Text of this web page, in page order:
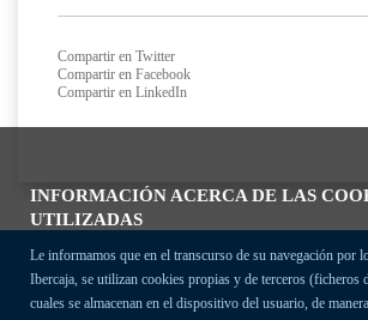
INFORMACIÓN ACERCA DE LAS
UTILIZADAS
Le informamos que en el transcurso de su navegación por
Ibercaja, se utilizan cookies propias y de terceros (ficheros
cuales se almacenan en el dispositivo del usuario, de
Compartir en Twitter
Compartir en Facebook
Compartir en LinkedIn